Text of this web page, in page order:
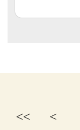
<< <